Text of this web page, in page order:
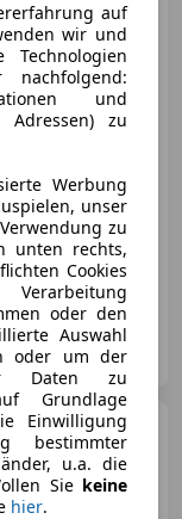
(387 PS)
E-Hybrid
auf
wir und
und
Adressen) zu
Werbung
unser
zu
unten rechts,
Cookies
oder den
Auswahl
oder um der
Daten zu
Grundlage
Einwilligung
bestimmter
u.a. die
Sie keine
hier.